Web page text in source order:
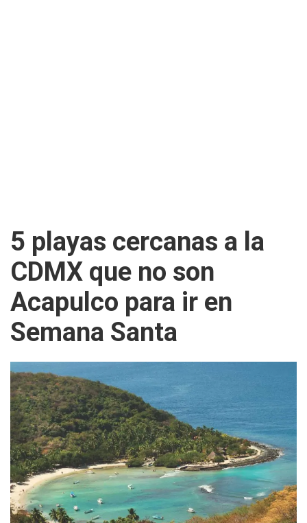
5 playas cercanas a la
CDMX que no son
Acapulco para ir en
Semana Santa